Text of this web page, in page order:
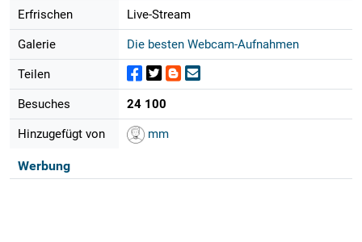
Erfrischen Live-Stream
Galerie Die besten Webcam-Aufnahmen
Teilen
Besuches 24 100
Hinzugefügt von mm
Werbung